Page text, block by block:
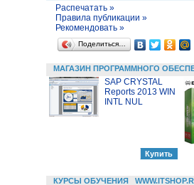
Распечатать »
Правила публикации »
Рекомендовать »
Поделиться…
МАГАЗИН ПРОГРАММНОГО
SAP CRYSTAL
Reports 2013 WIN
INTL NUL
КУРСЫ ОБУЧЕНИЯ